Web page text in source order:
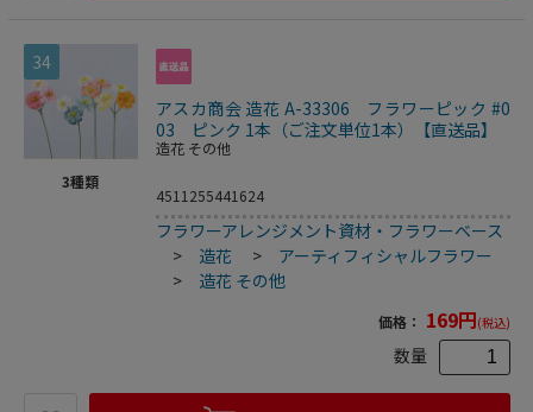
34
3種類
アスカ商会 造花 A-33306 フラワーピック #0
03 ピンク 1本（ご注文単位1本）【直送品】
造花 その他
4511255441624
フラワーアレンジメント資材・フラワーベース
> 造花 > アーティフィシャルフラワー
> 造花 その他
価格： 169円(税込)
数量